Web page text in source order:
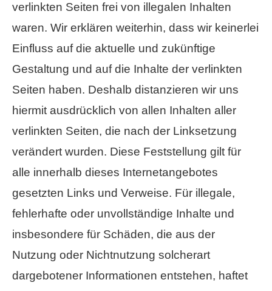
verlinkten Seiten frei von illegalen Inhalten
waren. Wir erklären weiterhin, dass wir keinerlei
Einfluss auf die aktuelle und zukünftige
Gestaltung und auf die Inhalte der verlinkten
Seiten haben. Deshalb distanzieren wir uns
hiermit ausdrücklich von allen Inhalten aller
verlinkten Seiten, die nach der Linksetzung
verändert wurden. Diese Feststellung gilt für
alle innerhalb dieses Internetangebotes
gesetzten Links und Verweise. Für illegale,
fehlerhafte oder unvollständige Inhalte und
insbesondere für Schäden, die aus der
Nutzung oder Nichtnutzung solcherart
dargebotener Informationen entstehen, haftet